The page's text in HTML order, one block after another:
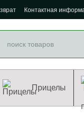
Контактная
Прицелы